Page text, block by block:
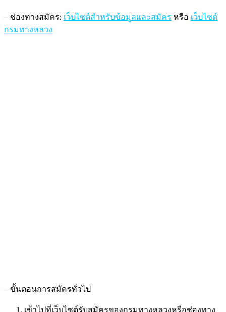
– ช่องทางสมัคร: เว็บไซต์สำหรับข้อมูลและสมัคร หรือ เว็บไซต์
กรมทางหลวง
– ขั้นตอนการสมัครทั่วไป
เข้าไปที่เว็บไซต์รับสมัครของกรมทางหลวงหรือช่องทาง